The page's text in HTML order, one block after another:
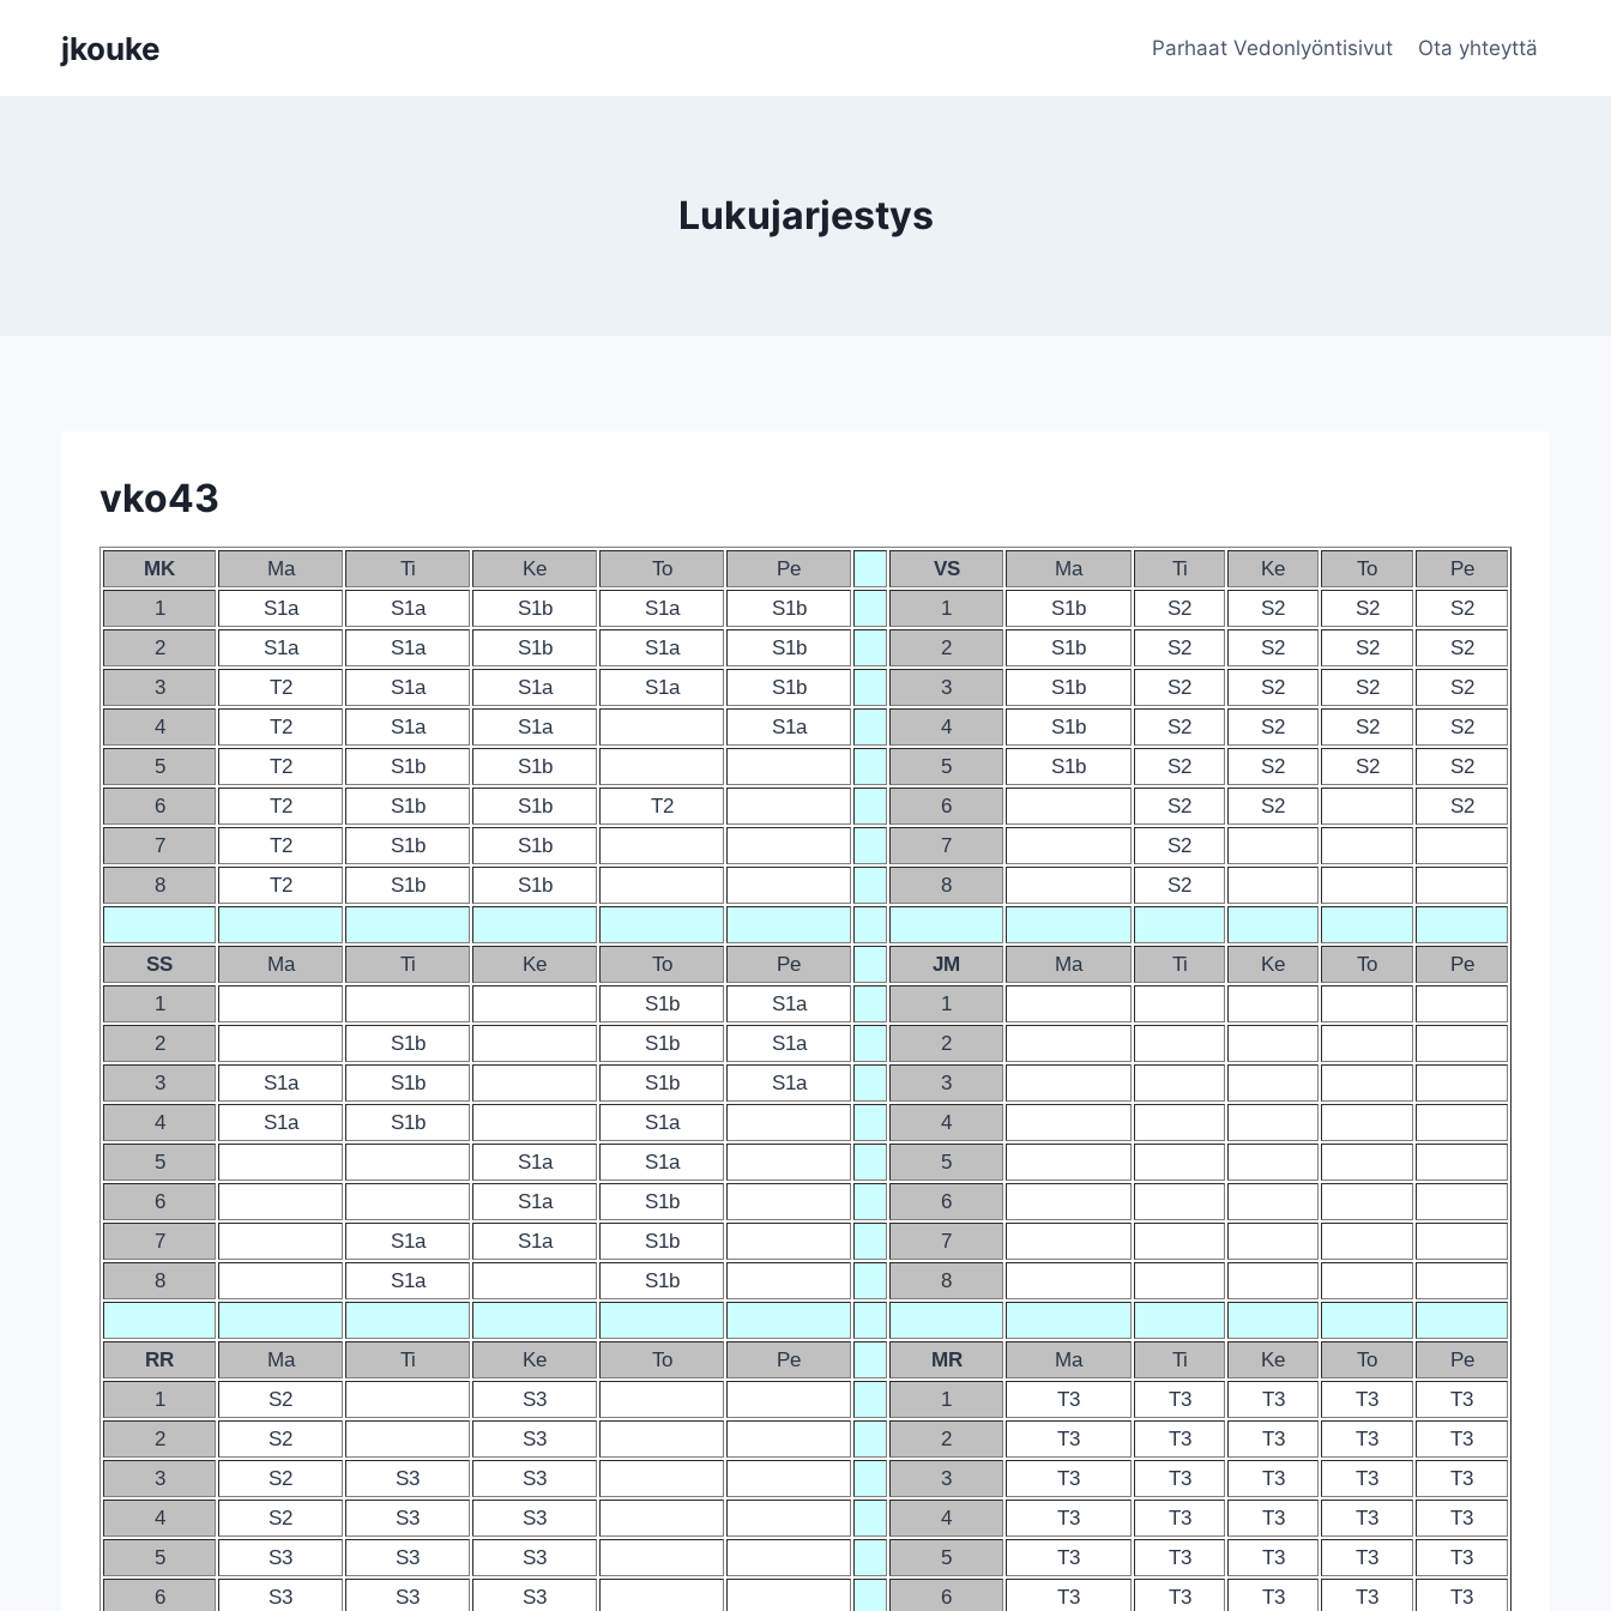
sisältöönjkouke Parhaat Vedonlyöntisivut Ota yhteyttä
Lukujarjestys
vko43
MK Ma Ti Ke To Pe VS Ma Ti Ke To
Pe
1
S1a S1a S1b S1a S1b 1 S1b S2 S2 S2
S2
2
S1a S1a S1b S1a S1b 2 S1b S2 S2 S2
S2
3
T2 S1a S1a S1a S1b 3 S1b S2 S2 S2
S2
4
T2 S1a S1a S1a 4 S1b S2 S2 S2
S2
5
T2 S1b S1b 5 S1b S2 S2 S2
S2
6
T2 S1b S1b T2 6 S2 S2
S2
7
T2 S1b S1b 7
S2
8
T2 S1b S1b 8 S2
SS Ma Ti Ke To Pe JM Ma Ti Ke To
Pe
1
S1b S1a
1
2
S1b S1b S1a
2
3
S1a S1b S1b S1a
3
4
S1a S1b S1a
4
5
S1a S1a
5
6
S1a S1b
6
7
S1a S1a S1b
7
8
S1a S1b 8
RR Ma Ti Ke To Pe MR Ma Ti Ke To
Pe
1
S2 S3 1 T3 T3 T3 T3
T3
2
S2 S3 2 T3 T3 T3 T3
T3
3
S2 S3 S3 3 T3 T3 T3 T3
T3
4
S2 S3 S3 4 T3 T3 T3 T3
T3
5
S3 S3 S3 5 T3 T3 T3 T3
T3
6
S3 S3 S3 6 T3 T3 T3 T3 T3